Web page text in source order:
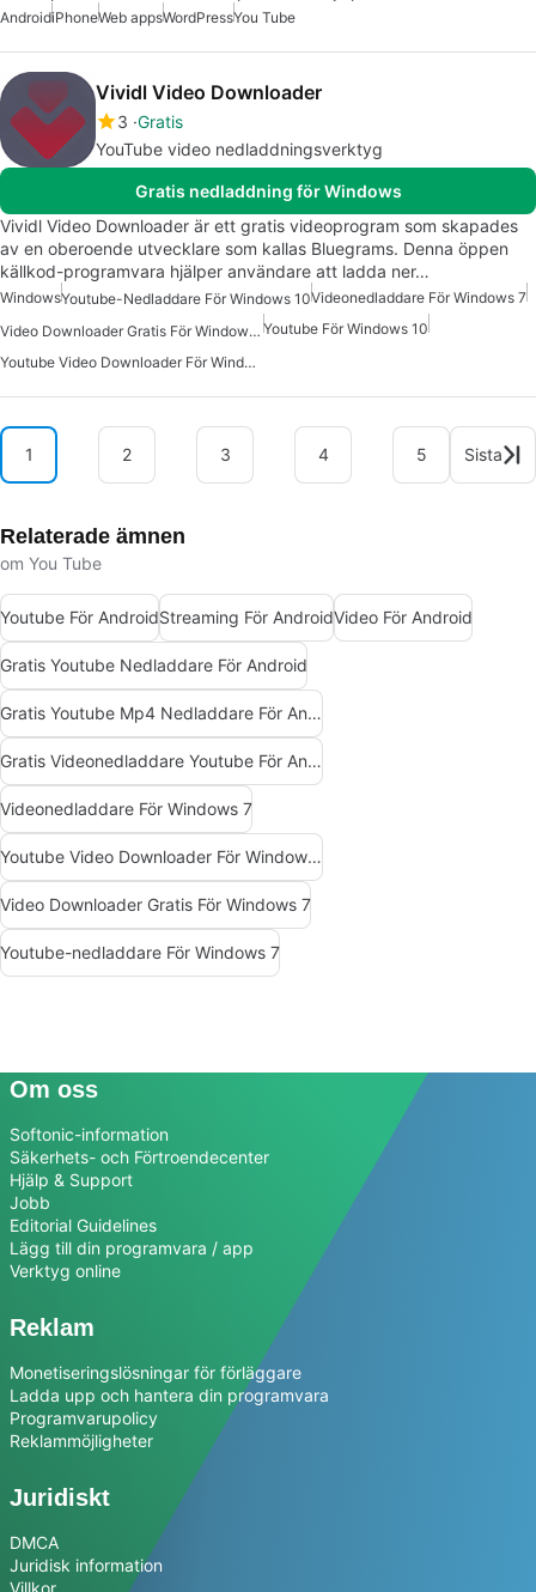
AndroidiPhoneWeb appsWordPressYou Tube
Vividl Video Downloader
3 Gratis
YouTube video nedladdningsverktyg
Gratis nedladdning för Windows
Vividl Video Downloader är ett gratis videoprogram som skapades
av en oberoende utvecklare som kallas Bluegrams. Denna öppen
källkod-programvara hjälper användare att ladda ner…
WindowsYoutube-Nedladdare För Windows 10Videonedladdare För Windows 7
Video Downloader Gratis För Windows 7 Youtube För Windows 10
Youtube Video Downloader För Windows 7
1 2 3 4 5 Sista
Relaterade ämnen
om You Tube
Youtube För AndroidStreaming För AndroidVideo För Android
Gratis Youtube Nedladdare För Android
Gratis Youtube Mp4 Nedladdare För Android
Gratis Videonedladdare Youtube För Android
Videonedladdare För Windows 7
Youtube Video Downloader För Windows 7
Video Downloader Gratis För Windows 7
Youtube-nedladdare För Windows 7
Om oss
Softonic-information
Säkerhets- och Förtroendecenter
Hjälp & Support
Jobb
Editorial Guidelines
Lägg till din programvara / app
Verktyg online
Reklam
Monetiseringslösningar för förläggare
Ladda upp och hantera din programvara
Programvarupolicy
Reklammöjligheter
Juridiskt
DMCA
Juridisk information
Villkor